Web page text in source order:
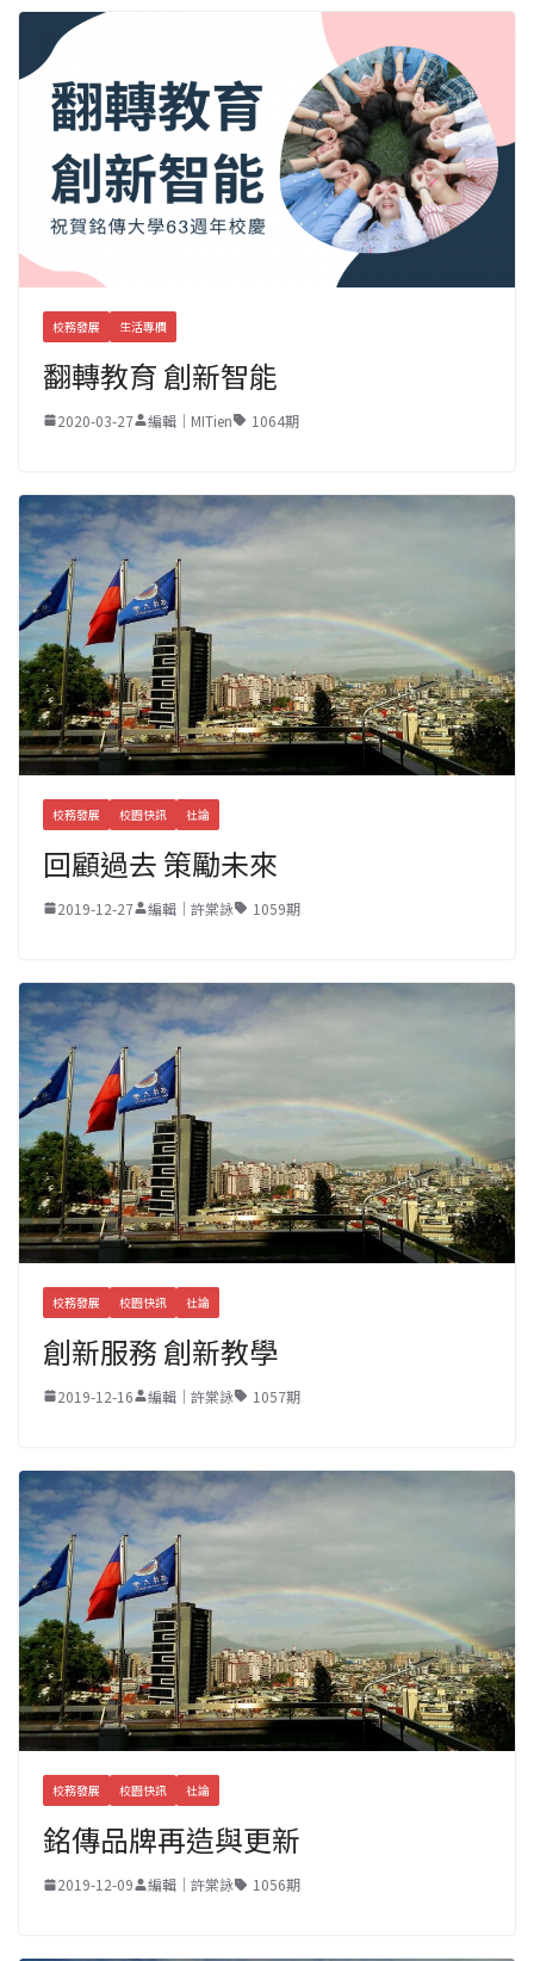
校務發展 生活專欄
翻轉教育 創新智能
2020-03-27 編輯｜MITien 1064期
校務發展 校園快訊 社論
回顧過去 策勵未來
2019-12-27 編輯｜許棠詠 1059期
校務發展 校園快訊 社論
創新服務 創新教學
2019-12-16 編輯｜許棠詠 1057期
校務發展 校園快訊 社論
銘傳品牌再造與更新
2019-12-09 編輯｜許棠詠 1056期